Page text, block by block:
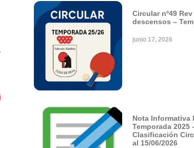
Circular nº49
descensos –
junio 17, 2026
Nota Informativa
Temporada 2025
Clasificación
al 15/06/2026